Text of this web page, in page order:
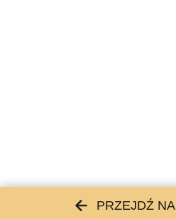
PRZEJDŹ NA